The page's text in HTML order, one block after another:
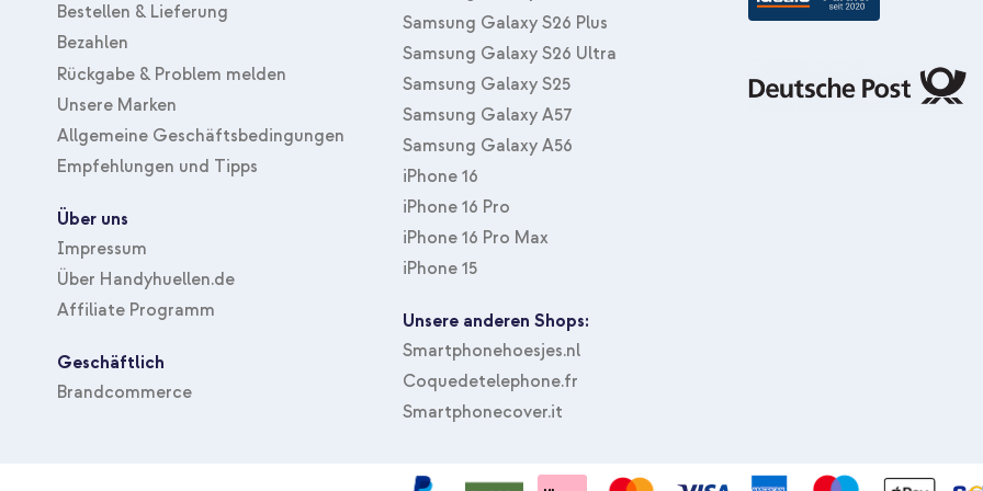
Bestellen & Lieferung
Bezahlen
Rückgabe & Problem melden
Unsere Marken
Allgemeine Geschäftsbedingungen
Empfehlungen und Tipps
Über uns
Impressum
Über Handyhuellen.de
Affiliate Programm
Geschäftlich
Brandcommerce
Samsung Galaxy S26 Plus
Samsung Galaxy S26 Ultra
Samsung Galaxy S25
Samsung Galaxy A57
Samsung Galaxy A56
iPhone 16
iPhone 16 Pro
iPhone 16 Pro Max
iPhone 15
Unsere anderen Shops:
Smartphonehoesjes.nl
Coquedetelephone.fr
Smartphonecover.it